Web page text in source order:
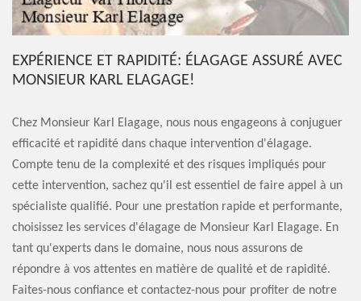
EXPÉRIENCE ET RAPIDITÉ: ÉLAGAGE ASSURÉ AVEC
MONSIEUR KARL ELAGAGE!
Chez Monsieur Karl Elagage, nous nous engageons à conjuguer
efficacité et rapidité dans chaque intervention d'élagage.
Compte tenu de la complexité et des risques impliqués pour
cette intervention, sachez qu'il est essentiel de faire appel à un
spécialiste qualifié. Pour une prestation rapide et performante,
choisissez les services d'élagage de Monsieur Karl Elagage. En
tant qu'experts dans le domaine, nous nous assurons de
répondre à vos attentes en matière de qualité et de rapidité.
Faites-nous confiance et contactez-nous pour profiter de notre